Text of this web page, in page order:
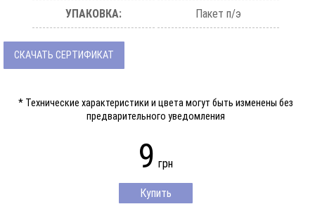
УПАКОВКА: Пакет п/э
СКАЧАТЬ СЕРТИФИКАТ
* Технические характеристики и цвета могут быть изменены без
предварительного уведомления
9 грн
Купить